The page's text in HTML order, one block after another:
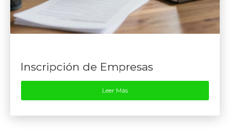
Inscripción de Empresas
Leer Más